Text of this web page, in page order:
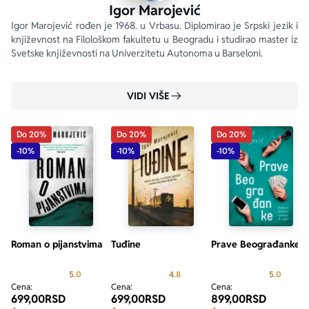
Igor Marojević
Igor Marojević rođen je 1968. u Vrbasu. Diplomirao je Srpski jezik i
književnost na Filološkom fakultetu u Beogradu i studirao master iz
Svetske književnosti na Univerzitetu Autonoma u Barseloni.
VIDI VIŠE
Do 20%
-10%
Roman o pijanstvima
5.0 Prosecna ocena je 5.0 od 5
Cena:
699,00RSD
Do 20%
-10%
Tuđine
4.8Prosecna ocena je 4.8 od 5
Cena:
699,00RSD
Do 20%
-10%
Prave Beograđanke
5.0
Cena:
899,00RSD